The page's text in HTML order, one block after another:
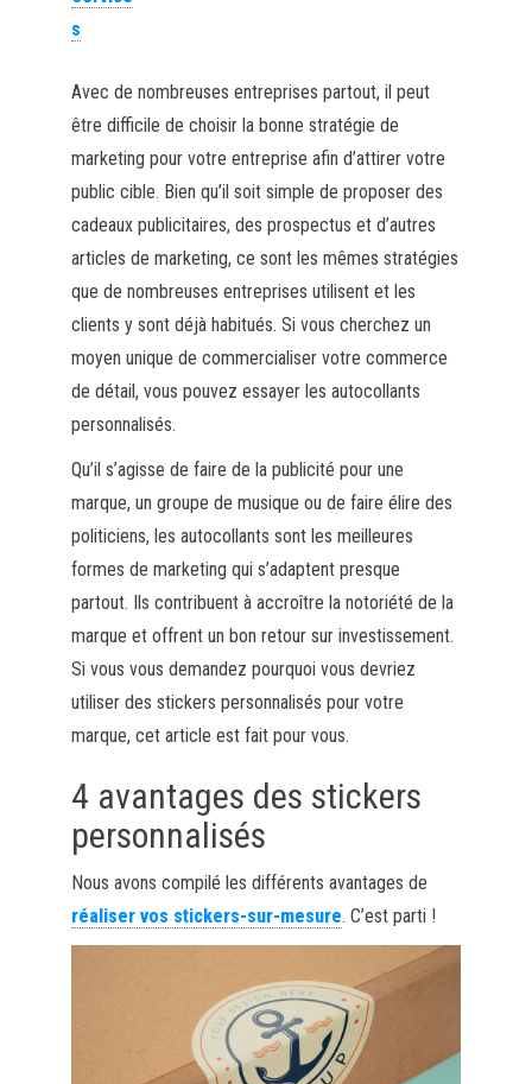
s
Avec de nombreuses entreprises partout, il peut
être difficile de choisir la bonne stratégie de
marketing pour votre entreprise afin d’attirer votre
public cible. Bien qu’il soit simple de proposer des
cadeaux publicitaires, des prospectus et d’autres
articles de marketing, ce sont les mêmes stratégies
que de nombreuses entreprises utilisent et les
clients y sont déjà habitués. Si vous cherchez un
moyen unique de commercialiser votre commerce
de détail, vous pouvez essayer les autocollants
personnalisés.
Qu’il s’agisse de faire de la publicité pour une
marque, un groupe de musique ou de faire élire des
politiciens, les autocollants sont les meilleures
formes de marketing qui s’adaptent presque
partout. Ils contribuent à accroître la notoriété de la
marque et offrent un bon retour sur investissement.
Si vous vous demandez pourquoi vous devriez
utiliser des stickers personnalisés pour votre
marque, cet article est fait pour vous.
4 avantages des stickers
personnalisés
Nous avons compilé les différents avantages de
réaliser vos stickers-sur-mesure. C’est parti !